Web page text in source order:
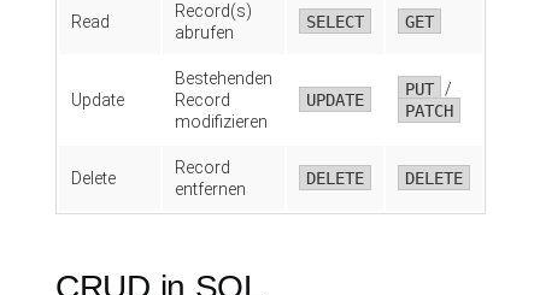
Read
Record(s)
abrufen
SELECT GET
Update
Bestehenden
Record
modifizieren
UPDATE
PUT
/
PATCH
Delete
Record
entfernen
DELETE DELETE
CRUD in SQL